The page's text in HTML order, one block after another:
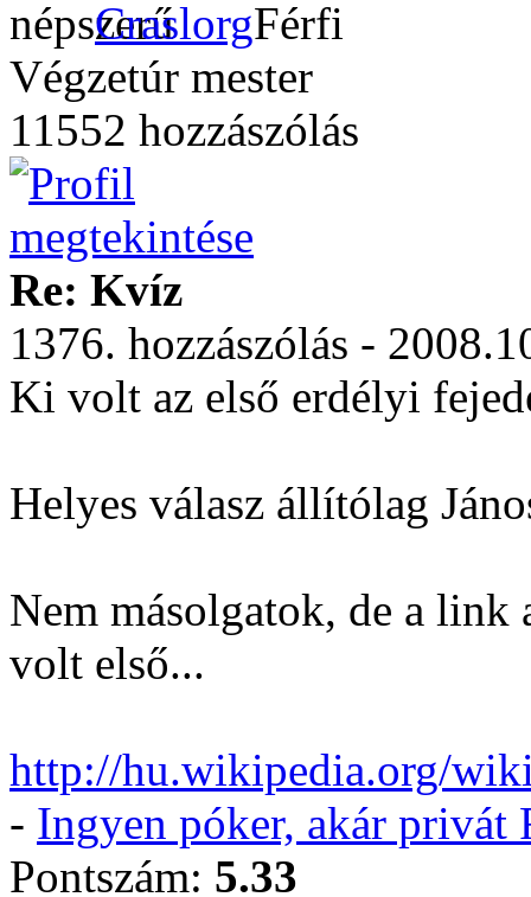
Craslorg
Végzetúr mester
11552 hozzászólás
Re: Kvíz
1376. hozzászólás -
Ki volt az első erdélyi
Helyes válasz állítólag
Nem másolgatok, de a link
volt első...
http://hu.wikipedia.org/
- Ingyen póker, akár privát
Pontszám: 5.33